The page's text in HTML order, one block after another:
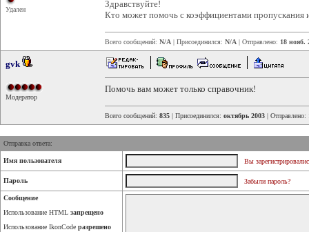
Удален
Здравствуйте!
Кто может помочь с коэффициентами пропускания
Всего сообщений: N/A | Присоединился: N/A | Отправлено: 18 нояб.
gvk
Модератор
Помочь вам может только справочник!
Всего сообщений: 835 | Присоединился: октябрь 2003 | Отправлено:
Отправка ответа:
Имя пользователя Вы
Пароль Забыли пароль?
Сообщение
Использование HTML запрещено
Использование IkonCode разрешено